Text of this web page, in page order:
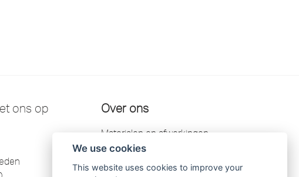
ons op Over ons
Materialen en afwerkingen
Kontakt
Garantie
We use cookies
This website uses cookies to improve your